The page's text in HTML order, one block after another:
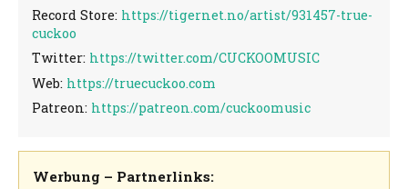
Record Store: https://tigernet.no/artist/931457-true-
cuckoo
Twitter: https://twitter.com/CUCKOOMUSIC
Web: https://truecuckoo.com
Patreon: https://patreon.com/cuckoomusic
Werbung – Partnerlinks: